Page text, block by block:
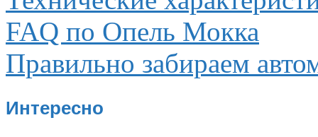
FAQ по Опель Мокка
Правильно забираем
Интересно